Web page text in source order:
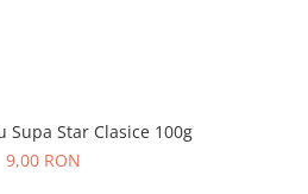
Supa Star Clasice 100g
9,00 RON